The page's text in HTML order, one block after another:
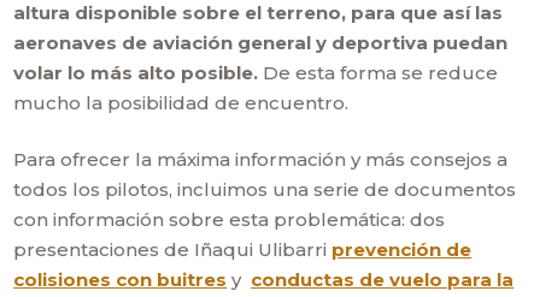
altura disponible sobre el terreno, para que así las
aeronaves de aviación general y deportiva puedan
volar lo más alto posible. De esta forma se reduce
mucho la posibilidad de encuentro.
Para ofrecer la máxima información y más consejos a
todos los pilotos, incluimos una serie de documentos
con información sobre esta problemática: dos
presentaciones de Iñaqui Ulibarri prevención de
colisiones con buitres y conductas de vuelo para la